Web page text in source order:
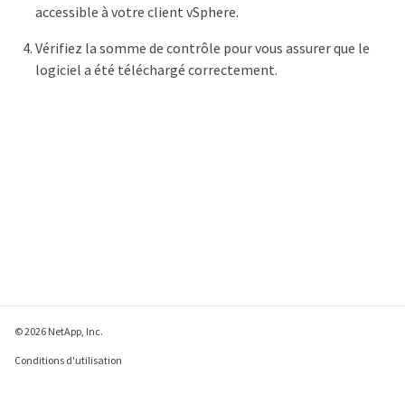
accessible à votre client vSphere.
Vérifiez la somme de contrôle pour vous assurer que le
logiciel a été téléchargé correctement.
© 2026 NetApp, Inc.
Conditions d'utilisation